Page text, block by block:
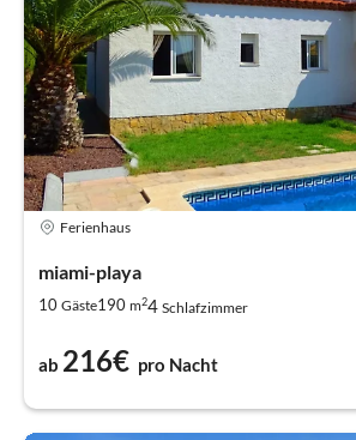
Ferienhaus
miami-playa
10 Gäste190 m24 Schlafzimmer
ab 216€ pro Nacht